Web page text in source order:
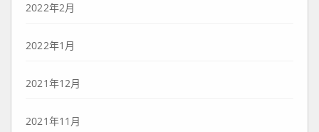
2022年2月
2022年1月
2021年12月
2021年11月